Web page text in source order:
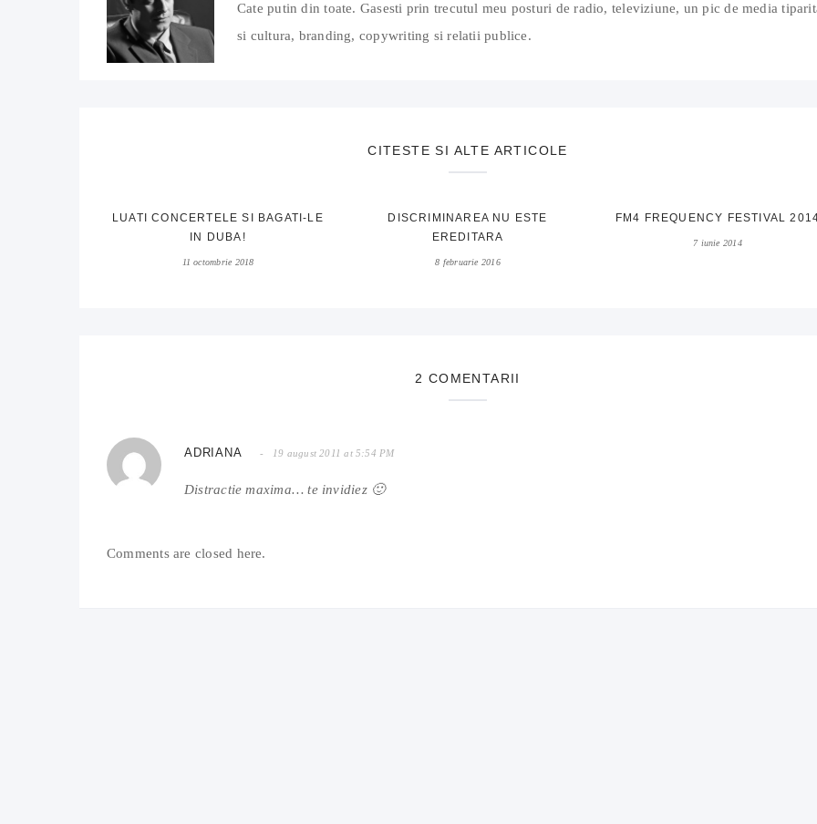
Cate putin din toate. Gasesti prin trecutul meu posturi de radio, televiziune, un pic de media
si cultura, branding, copywriting si relatii publice.
CITESTE SI ALTE ARTICOLE
LUATI CONCERTELE SI BAGATI-LE
IN DUBA!
11 octombrie 2018
DISCRIMINAREA NU ESTE
EREDITARA
8 februarie 2016
FM4 FREQUENCY FESTIVAL
7 iunie 2014
2 COMENTARII
ADRIANA 19 august 2011 at 5:54 PM
Distractie maxima… te invidiez 🙂
Comments are closed here.